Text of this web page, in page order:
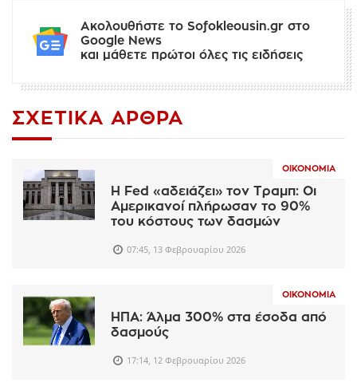
Ακολουθήστε το Sofokleousin.gr στο
Google News
και μάθετε πρώτοι όλες τις ειδήσεις
ΣΧΕΤΙΚΆ ΆΡΘΡΑ
ΟΙΚΟΝΟΜΊΑ
Η Fed «αδειάζει» τον Τραμπ: Οι
Αμερικανοί πλήρωσαν το 90%
του κόστους των δασμών
07:45, 13 Φεβρουαρίου 2026
ΟΙΚΟΝΟΜΊΑ
ΗΠΑ: Άλμα 300% στα έσοδα από
δασμούς
17:14, 12 Φεβρουαρίου 2026